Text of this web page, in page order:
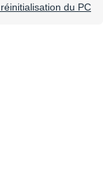
du PC